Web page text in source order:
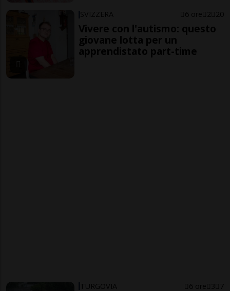
SVIZZERA 6 ore 2 20
Vivere con l'autismo: questo
giovane lotta per un
apprendistato part-time
TURGOVIA 6 ore 3 7